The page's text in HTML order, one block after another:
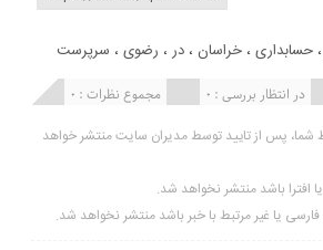
،حسابداری ،خراسان ،در ، رضوی ، سرپرست
مجموع نظرات : 0 در انتظار بررسی : 0
شما، پس از تایید توسط مدیران سایت منتشر خواهد
افترا باشد منتشر نخواهد شد.
فارسی یا غیر مرتبط با خبر باشد منتشر نخواهد شد.